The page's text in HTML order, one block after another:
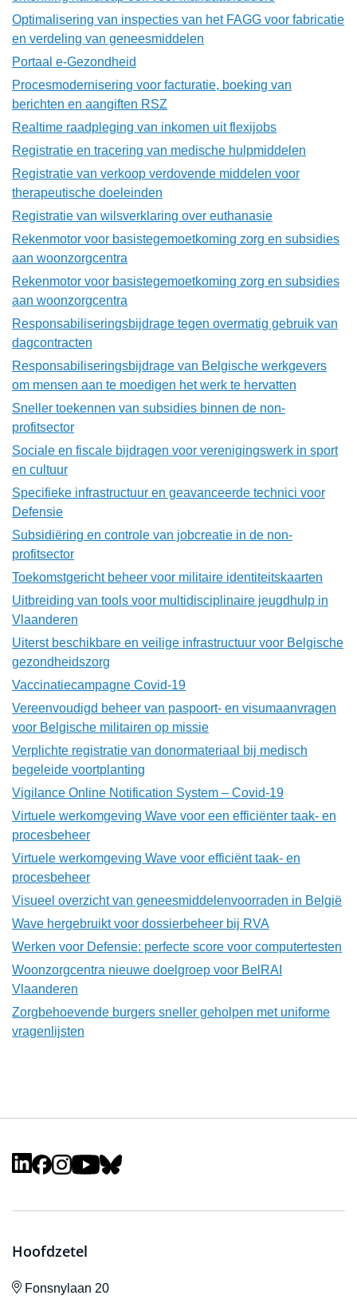
Optimalisering van inspecties van het FAGG voor fabricatie
en verdeling van geneesmiddelen
Portaal e-Gezondheid
Procesmodernisering voor facturatie, boeking van
berichten en aangiften RSZ
Realtime raadpleging van inkomen uit flexijobs
Registratie en tracering van medische hulpmiddelen
Registratie van verkoop verdovende middelen voor
therapeutische doeleinden
Registratie van wilsverklaring over euthanasie
Rekenmotor voor basistegemoetkoming zorg en subsidies
aan woonzorgcentra
Rekenmotor voor basistegemoetkoming zorg en subsidies
aan woonzorgcentra
Responsabiliseringsbijdrage tegen overmatig gebruik van
dagcontracten
Responsabiliseringsbijdrage van Belgische werkgevers
om mensen aan te moedigen het werk te hervatten
Sneller toekennen van subsidies binnen de non-
profitsector
Sociale en fiscale bijdragen voor verenigingswerk in sport
en cultuur
Specifieke infrastructuur en geavanceerde technici voor
Defensie
Subsidiëring en controle van jobcreatie in de non-
profitsector
Toekomstgericht beheer voor militaire identiteitskaarten
Uitbreiding van tools voor multidisciplinaire jeugdhulp in
Vlaanderen
Uiterst beschikbare en veilige infrastructuur voor Belgische
gezondheidszorg
Vaccinatiecampagne Covid-19
Vereenvoudigd beheer van paspoort- en visumaanvragen
voor Belgische militairen op missie
Verplichte registratie van donormateriaal bij medisch
begeleide voortplanting
Vigilance Online Notification System – Covid-19
Virtuele werkomgeving Wave voor een efficiënter taak- en
procesbeheer
Virtuele werkomgeving Wave voor efficiënt taak- en
procesbeheer
Visueel overzicht van geneesmiddelenvoorraden in België
Wave hergebruikt voor dossierbeheer bij RVA
Werken voor Defensie: perfecte score voor computertesten
Woonzorgcentra nieuwe doelgroep voor BelRAI
Vlaanderen
Zorgbehoevende burgers sneller geholpen met uniforme
vragenlijsten
Hoofdzetel
icône de localisation
Fonsnylaan 20